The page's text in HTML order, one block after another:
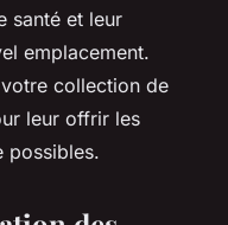
santé et leur
emplacement.
collection de
leur offrir les
possibles.